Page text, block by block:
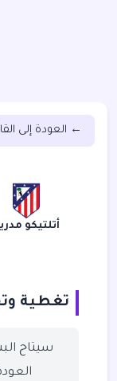
← العودة إلى
أتلتيكو
تغطية
سيتاح